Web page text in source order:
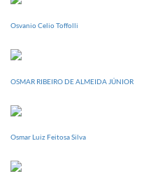
Osvanio Celio Toffolli
OSMAR RIBEIRO DE ALMEIDA JÚNIOR
Osmar Luiz Feitosa Silva